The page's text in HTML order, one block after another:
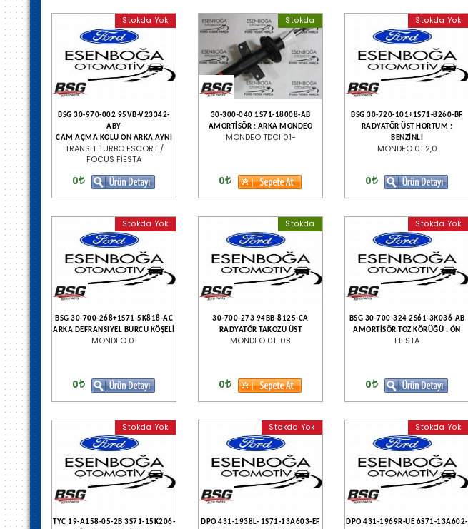
Stokda Yok
BSG 30-970-002 95VB-V23342-
ABY
CAM AÇMA KOLU ÖN ARKA AYNI
TRANSIT TURBO ESCORT /
FOCUS FİESTA
0
Stokda
30-300-040 1S71-18008-AB
AMORTİSÖR : ARKA MONDEO
MONDEO TDCI 01-
0
Stokda Yok
BSG 30-720-101+1S71-8260-BF
RADYATÖR ÜST HORTUM :
BENZİNLİ
MONDEO 01 2,0
0
Stokda Yok
BSG 30-700-268+1S71-5K818-AC
ARKA DEFRANSIYEL BURCU KÖŞELİ
MONDEO 01
0
Stokda
30-700-273 94BB-8125-CA
RADYATÖR TAKOZU ÜST
MONDEO 01-08
0
Stokda Yok
BSG 30-700-324 2S61-3K036-AB
AMORTİSÖR TOZ KÖRÜĞÜ : ÖN
FIESTA
0
Stokda Yok
TYC 19-A158-05-2B 3S71-15K206-
Stokda Yok
DPO 431-1938L- 1S71-13A603-EF
Stokda Yok
DPO 431-1969R-UE 6S71-13A602-